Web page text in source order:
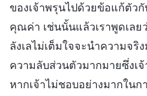
ของเจ้าพรุนไปด้วยข้อแก้ตัว
คุณค่า เช่นนั้นแล้วเราพูดเลย
ลังเลไม่เต็มใจจะนำความจริ
ความลับส่วนตัวมากมายซึ่งเ
หากเจ้าไม่ชอบอย่างมากใน